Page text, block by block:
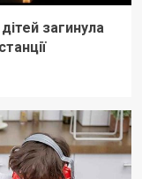
загинула